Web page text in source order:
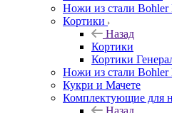
Ножи из стали Bohler
Кортики
Назад
Кортики
Кортики
Ножи из стали Bohler
Кукри и Мачете
Комплектующие для
Назад